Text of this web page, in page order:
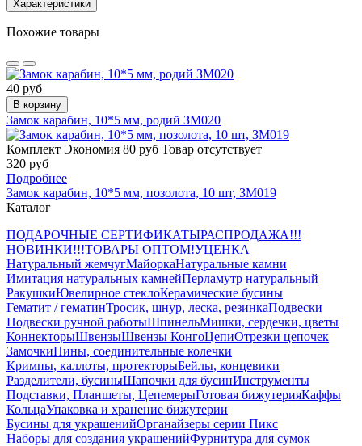
Характеристики
Похожие товары
40 руб
В корзину
Замок карабин, 10*5 мм, родий ЗМ020
Комплект Экономия 80 руб Товар отсутствует
320 руб
Подробнее
Замок карабин, 10*5 мм, позолота, 10 шт, ЗМ019
Каталог
ПОДАРОЧНЫЕ СЕРТИФИКАТЫРАСПРОДАЖА!!!
НОВИНКИ!!!ТОВАРЫ ОПТОМ!УЦЕНКА
Натуральный жемчугМайоркаНатуральные камни
Имитация натуральных камнейПерламутр натуральный
РакушкиЮвелирное стеклоКерамические бусины
Гематит / гематинТросик, шнур, леска, резинкаПодвески
Подвески ручной работыШпинельМишки, сердечки, цветы
КоннекторыШвензыШвензы КонгоЦепиОтрезки цепочек
ЗамочкиПины, соединительные колечки
Кримпы, каллоты, протекторыБейлы, концевики
Разделители, бусиныШапочки для бусинИнструменты
Подставки, Планшеты, ЦепемерыГотовая бижутерияКаффы
КольцаУпаковка и хранение бижутерии
Бусины для украшенийОрганайзеры серии Пикс
Наборы для создания украшенийФурнитура для сумок